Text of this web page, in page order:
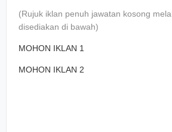
(Rujuk iklan penuh jawatan kosong
disediakan di bawah)
MOHON IKLAN 1
MOHON IKLAN 2